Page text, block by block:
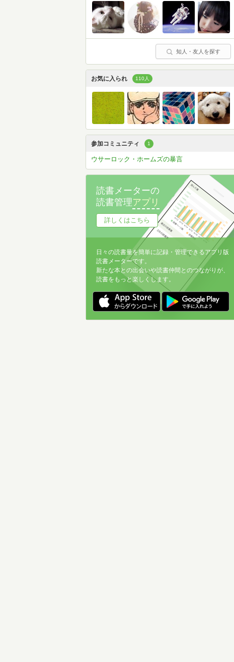
知人・友人を探す
お気に入られ 110人
参加コミュニティ 1
ウサーロック・ホームズの暴言
読書メーターの
読書管理アプリ
詳しくはこちら
日々の読書量を簡単に記録・管理できるアプリ版
読書メーターです。
新たな本との出会いや読書仲間とのつながりが、
読書をもっと楽しくします。